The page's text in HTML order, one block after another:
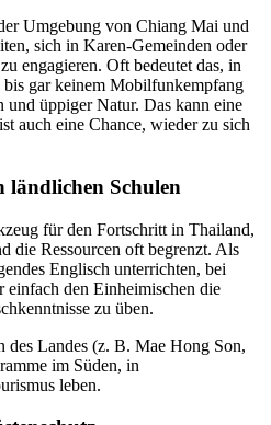
Umgebung von Chiang Mai und
sich in Karen-Gemeinden oder
engagieren. Oft bedeutet das, in
gar keinem Mobilfunkempfang
und üppiger Natur. Das kann eine
auch eine Chance, wieder zu sich
ländlichen Schulen
für den Fortschritt in Thailand,
die Ressourcen oft begrenzt. Als
Englisch unterrichten, bei
den Einheimischen die
zu üben.
des Landes (z. B. Mae Hong Son,
im Süden, in
leben.